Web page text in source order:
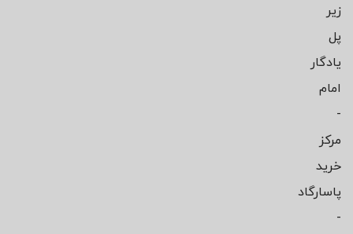
زیر
پل
یادگار
امام
-
مرکز
خرید
پاسارگاد
-